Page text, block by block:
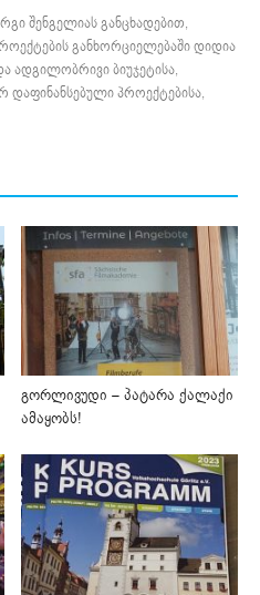
შენგელიას განცხადებით,
განხორციელებაში დიდია
ადგილობრივი ბიუჯეტისა,
პროექტებისა,
გორლივუდი – პატარა ქალაქი
ამაყობს!